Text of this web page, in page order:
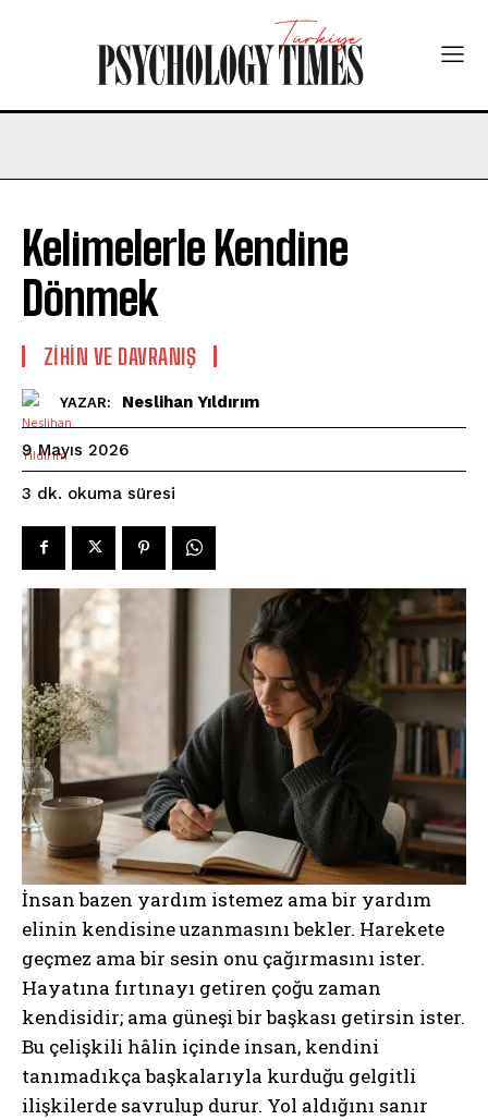
Kelimelerle Kendine
Dönmek
⁠ZIHIN VE DAVRANIŞ
YAZAR: Neslihan Yıldırım
9 Mayıs 2026
3 dk. okuma süresi
İnsan bazen yardım istemez ama bir yardım
elinin kendisine uzanmasını bekler. Harekete
geçmez ama bir sesin onu çağırmasını ister.
Hayatına fırtınayı getiren çoğu zaman
kendisidir; ama güneşi bir başkası getirsin ister.
Bu çelişkili hâlin içinde insan, kendini
tanımadıkça başkalarıyla kurduğu gelgitli
ilişkilerde savrulup durur. Yol aldığını sanır